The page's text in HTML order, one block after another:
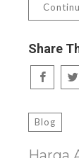
Share
Blog